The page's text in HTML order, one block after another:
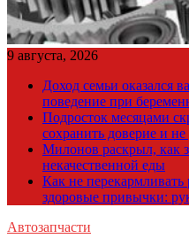
9 августа, 2026
Доход семьи оказался
поведение при
Подросток месяцами
сохранить доверие и
Милонов раскрыл, как
некачественной еды
Как не перекармливать
здоровые привычки:
Автозапчасти